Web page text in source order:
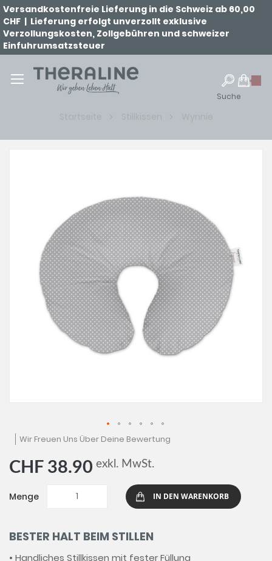
Versandkostenfreie Lieferung in die Schweiz ab 60,00
CHF | Lieferung erfolgt unverzollt exklusive
Verzollungskosten, Zollgebühren und schweizer
Einfuhrumsatzsteuer
Suche
Startseite Stillkissen Wynnie
Wir Freuen Uns Über Deine Bewertung
CHF 38.90 exkl. MwSt.
Menge IN DEN WARENKORB
BESTER HALT BEIM STILLEN
• Handliches Stillkissen mit fester Füllung
Zum
Anfang
der
Bildgalerie